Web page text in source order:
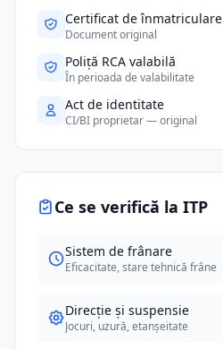
Certificat de înmatriculare
Document original
Poliță RCA valabilă
În perioada de valabilitate
Act de identitate
CI/BI proprietar — original
Ce se verifică la ITP
Sistem de frânare
Eficacitate, stare tehnică frâne
Direcție și suspensie
Jocuri, uzură, etanșeitate